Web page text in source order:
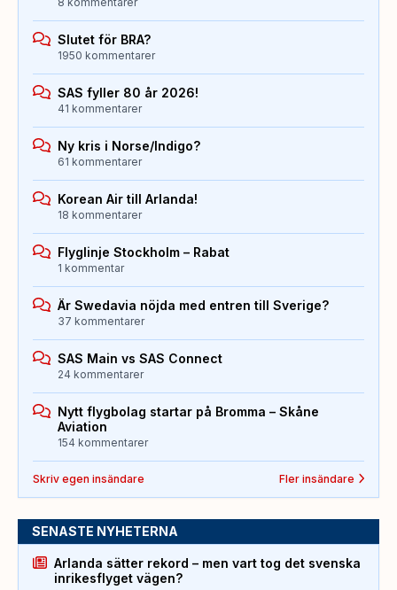
Slutet för BRA?
1950 kommentarer
SAS fyller 80 år 2026!
41 kommentarer
Ny kris i Norse/Indigo?
61 kommentarer
Korean Air till Arlanda!
18 kommentarer
Flyglinje Stockholm – Rabat
1 kommentar
Är Swedavia nöjda med entren till Sverige?
37 kommentarer
SAS Main vs SAS Connect
24 kommentarer
Nytt flygbolag startar på Bromma – Skåne
Aviation
154 kommentarer
Skriv egen insändare Fler insändare
SENASTE NYHETERNA
Arlanda sätter rekord – men vart tog det svenska
inrikesflyget vägen?